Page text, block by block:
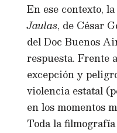
En ese contexto,
Jaulas, de César
del Doc Buenos
respuesta. Frente
excepción y
violencia estatal
en los momentos
Toda la